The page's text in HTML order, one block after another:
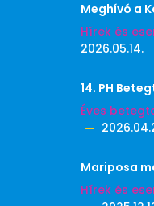
Meghívó a
Hírek és
2026.05.14.
14. PH
Éves
Mariposa
Hírek és